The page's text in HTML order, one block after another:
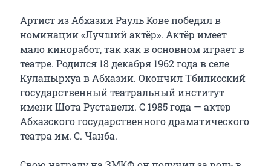
Артист из Абхазии Рауль Кове победил в
номинации «Лучший актёр». Актёр имеет
мало киноработ, так как в основном играет в
театре. Родился 18 декабря 1962 года в селе
Куланырхуа в Абхазии. Окончил Тбилисский
государственный театральный институт
имени Шота Руставели. С 1985 года — актер
Абхазского государственного драматического
театра им. С. Чанба.